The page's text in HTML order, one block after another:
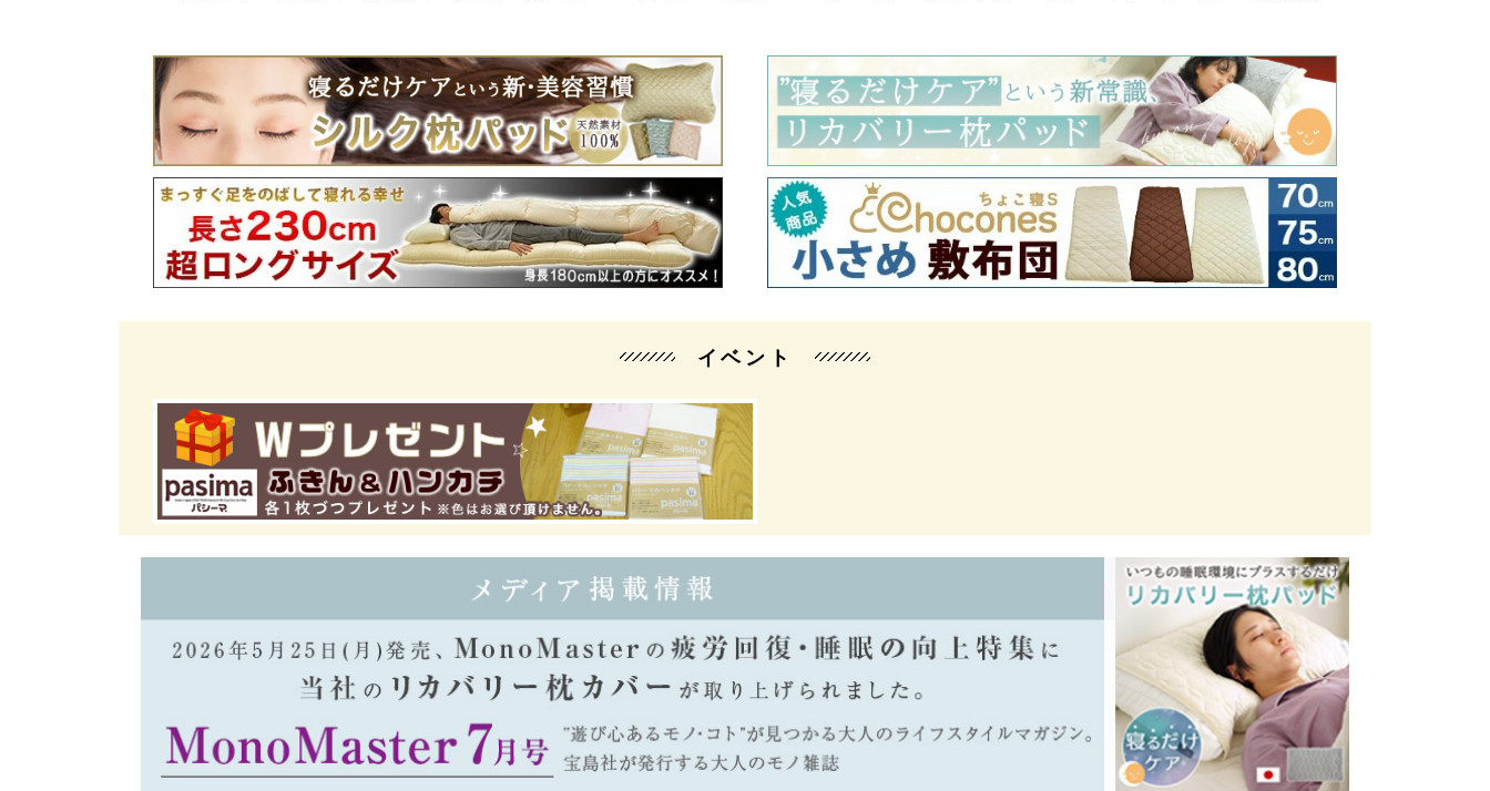
羽毛布団セット 2点セット
3点セット
4点セット
5点セット
6点セット
エクセルゴールド
ロイヤルゴールド
マザーダックダウン
小さい布団セット
大きい布団セット
掛け布団セット 2点セット
3点セット
4点セット
6点セット
敷布団セット 2点セット
3点セット
プレミアムゴールド
ロイヤルゴールド
エクセルゴールド
ニューゴールド
マザーダックダウン
マザーグースダウン
スーパーロングサイズ
洗える羽毛布団
肌掛け布団 防ダニ掛け布団
洗える掛け布団
小さい掛け布団
大きい掛け布団
肌掛け布団 防ダニ敷布団
小さい敷布団 70cm幅 ミニシングル
75cm幅 ショートセミシ
ングル
80cm幅 セミシングル
大きい敷布団
機能性敷布団シングルサイズ敷パッド
小さい敷パッド
大きい敷パッド
シルク敷パッド
枕パッド
シルク枕パッド
除湿シート
接触冷感パッド
暖かパッド
ガーゼケット
オーガニックコットン
ベッドパッド
パッドセット 掛け布団カバー ジュニア 掛け布団カバー
シングル 掛け布団カバー
シングルロング 掛け布団
カバー
セミダブル 掛け布団カバ
ー
ダブル 掛け布団カバー
ダブルロング 掛け布団カ
バー
クィーン 掛け布団カバー
暖か 掛け布団カバー
敷布団カバー ジュニア 敷布団カバー
セミシングル 敷布団カバ
ー
シングル 敷布団カバー
シングルロング 敷布団カ
バー
ダブル 敷布団カバー
枕カバー 35x50cm 枕カバー
43x63cm 枕カバー
50x70cm 枕カバー
シルク 枕カバー
BOXシーツ シングル BOXシーツ
シングルロング BOXシー
ツ
セミダブル BOXシーツ
ダブル BOXシーツ
スーパーロング BOXシー
ツ
防ダニカバー
クッションカバー
オーガニックコットン
カバーセット カバー2点セット
カバー3点セット
小さめ 35×50cm
やや小さめ 35×55cm
普通 43×63cm
大きめ 50×70cm
パイプ枕
高反発枕
低反発枕
機能性枕・その他枕ハーフサイズ
シングルサイズ
セミダブルサイズ
ダブルサイズ
接触冷感
天然素材 綿100% 既成カーテンのサイズ
遮光カーテン
レース・シアーカーテン
Disney ディズニーカーテ
ン
MOOMIN ムーミンカーテ
ン
PEANUTS ピーナツカー
テン (SNOOPY スヌーピ
ー)
美容・化粧品
シルク寝具・雑貨
HURONテクノロジー リ
カバリー寝具
ソファカバー
ひざ掛け
パジャマ
クッション
玄関・フロアーマット
ペット用ベッド
インテリア
その他寝具雑貨
イベント